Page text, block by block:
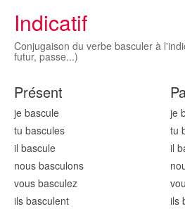
Indicatif
Conjugaison du verbe basculer à
futur, passe...)
Présent
je bascule
tu bascules
il bascule
nous basculons
vous basculez
ils basculent
je
tu
il
ils